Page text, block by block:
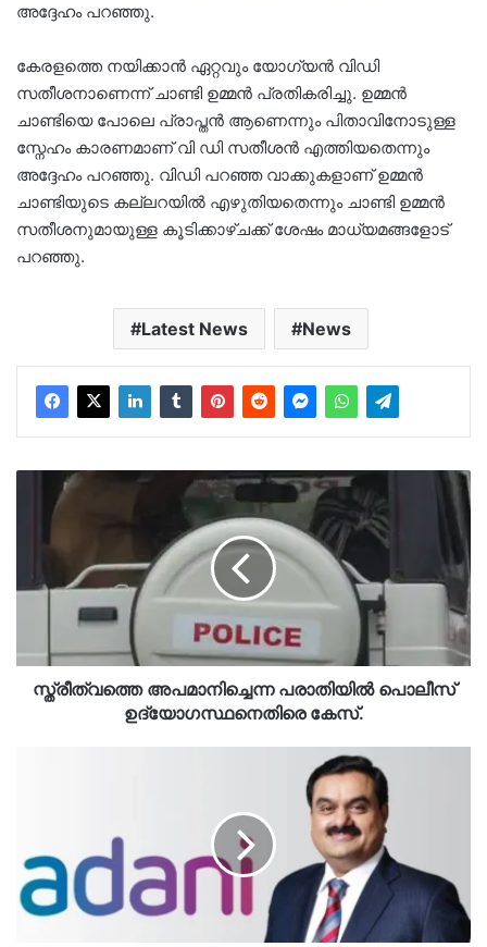
അദ്ദേഹം പറഞ്ഞു.
കേരളത്തെ നയിക്കാൻ ഏറ്റവും യോഗ്യൻ വിഡി
സതീശനാണെന്ന് ചാണ്ടി ഉമ്മൻ പ്രതികരിച്ചു. ഉമ്മൻ
ചാണ്ടിയെ പോലെ പ്രാപ്തൻ ആണെന്നും പിതാവിനോടുള്ള
സ്നേഹം കാരണമാണ് വി ഡി സതീശൻ എത്തിയതെന്നും
അദ്ദേഹം പറഞ്ഞു. വിഡി പറഞ്ഞ വാക്കുകളാണ് ഉമ്മൻ
ചാണ്ടിയുടെ കല്ലറയിൽ എഴുതിയതെന്നും ചാണ്ടി ഉമ്മൻ
സതീശനുമായുള്ള കൂടിക്കാഴ്ചക്ക് ശേഷം മാധ്യമങ്ങളോട്
പറഞ്ഞു.
Latest News News
സ്ത്രീത്വത്തെ
അപമാനിച്ചെന്ന
പൊലീസ്
ഉദ്യോഗസ്ഥനെതിരെ
കേസ്.
സ്ത്രീത്വത്തെ അപമാനിച്ചെന്ന പരാതിയിൽ പൊലീസ്
ഉദ്യോഗസ്ഥനെതിരെ കേസ്.
തട്ടിപ്പ്
കേസ്
പിൻവലിക്കാനൊരുങ്ങി